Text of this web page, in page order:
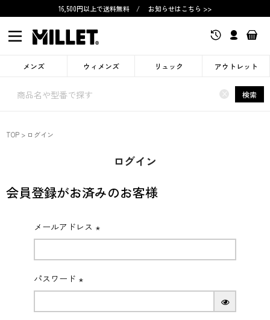
16,500円以上で送料無料 / お知らせはこちら >>
メンズ ウィメンズ リュック アウトレット
× 検索
TOP ログイン
ログイン
会員登録がお済みのお客様
メールアドレス
(必
パスワード
(必